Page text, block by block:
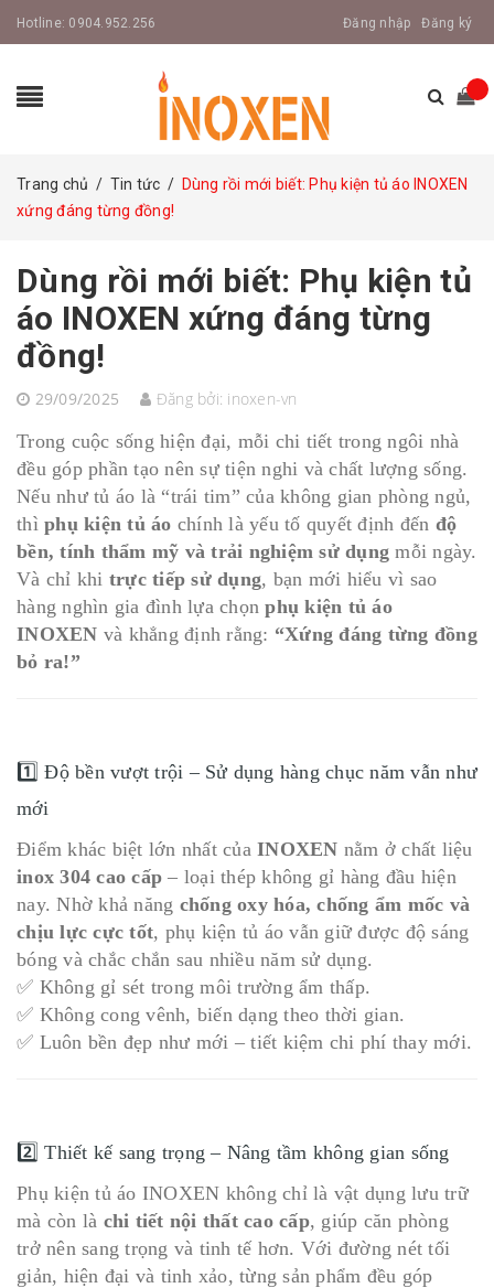
Hotline: 0904.952.256 Đăng nhập Đăng ký
Trang chủ / Tin tức / Dùng rồi mới biết: Phụ kiện tủ áo INOXEN
xứng đáng từng đồng!
Dùng rồi mới biết: Phụ kiện tủ
áo INOXEN xứng đáng từng
đồng!
29/09/2025 Đăng bởi: inoxen-vn
Trong cuộc sống hiện đại, mỗi chi tiết trong ngôi nhà
đều góp phần tạo nên sự tiện nghi và chất lượng sống.
Nếu như tủ áo là “trái tim” của không gian phòng ngủ,
thì phụ kiện tủ áo chính là yếu tố quyết định đến độ
bền, tính thẩm mỹ và trải nghiệm sử dụng mỗi ngày.
Và chỉ khi trực tiếp sử dụng, bạn mới hiểu vì sao
hàng nghìn gia đình lựa chọnphụ kiện tủ áo
INOXEN và khẳng định rằng: “Xứng đáng từng đồng
bỏ ra!”
1️⃣ Độ bền vượt trội – Sử dụng hàng chục năm vẫn như
mới
Điểm khác biệt lớn nhất của INOXEN nằm ở chất liệu
inox 304 cao cấp – loại thép không gỉ hàng đầu hiện
nay. Nhờ khả năng chống oxy hóa, chống ẩm mốc và
chịu lực cực tốt, phụ kiện tủ áo vẫn giữ được độ sáng
bóng và chắc chắn sau nhiều năm sử dụng.
✅ Không gỉ sét trong môi trường ẩm thấp.
✅ Không cong vênh, biến dạng theo thời gian.
✅ Luôn bền đẹp như mới – tiết kiệm chi phí thay mới.
2️⃣ Thiết kế sang trọng – Nâng tầm không gian sống
Phụ kiện tủ áo INOXEN không chỉ là vật dụng lưu trữ
mà còn là chi tiết nội thất cao cấp, giúp căn phòng
trở nên sang trọng và tinh tế hơn. Với đường nét tối
giản, hiện đại và tinh xảo, từng sản phẩm đều góp